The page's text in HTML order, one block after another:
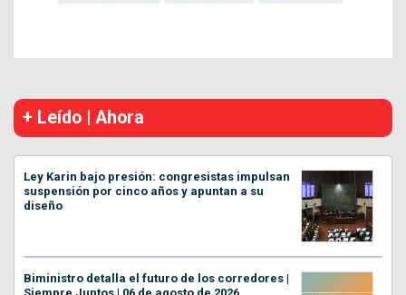
+ Leído | Ahora
Ley Karin bajo presión: congresistas impulsan
suspensión por cinco años y apuntan a su
diseño
Biministro detalla el futuro de los corredores |